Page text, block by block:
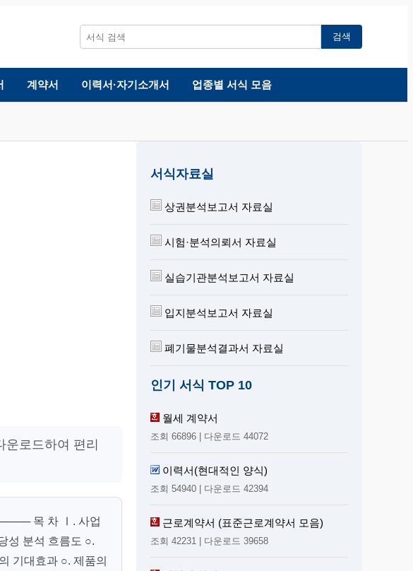
검색
계약서 이력서·자기소개서 업종별 서식 모음
로드하여 편리
목 차 Ⅰ. 사업
성 분석 흐름도 ○.
기대효과 ○. 제품의
서식자료실
상권분석보고서 자료실
시험·분석의뢰서 자료실
실습기관분석보고서 자료실
입지분석보고서 자료실
폐기물분석결과서 자료실
인기 서식 TOP 10
월세 계약서
조회 66896 | 다운로드 44072
이력서(현대적인 양식)
조회 54940 | 다운로드 42394
근로계약서 (표준근로계약서 모음)
조회 42231 | 다운로드 39658